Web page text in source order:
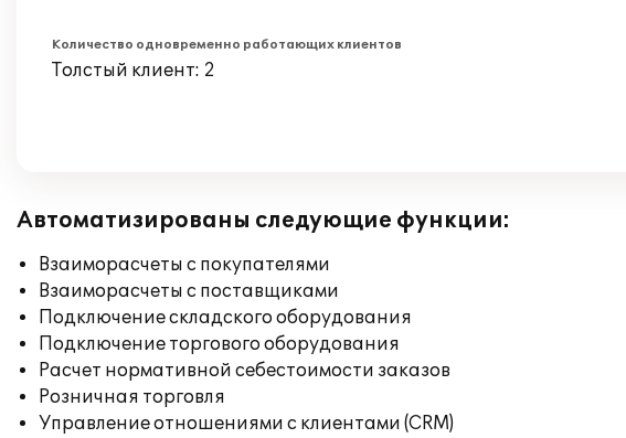
Количество одновременно работающих клиентов
Толстый клиент: 2
Автоматизированы следующие функции:
Взаиморасчеты с покупателями
Взаиморасчеты с поставщиками
Подключение складского оборудования
Подключение торгового оборудования
Расчет нормативной себестоимости заказов
Розничная торговля
Управление отношениями с клиентами (CRM)